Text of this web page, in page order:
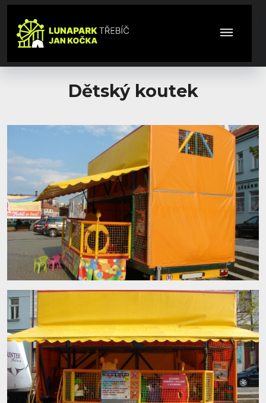
Dětský koutek